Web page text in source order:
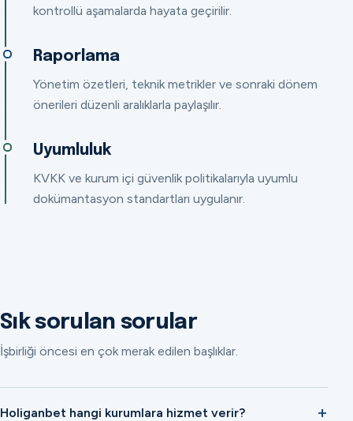
kontrollü aşamalarda hayata geçirilir.
Raporlama
Yönetim özetleri, teknik metrikler ve sonraki dönem
önerileri düzenli aralıklarla paylaşılır.
Uyumluluk
KVKK ve kurum içi güvenlik politikalarıyla uyumlu
dokümantasyon standartları uygulanır.
Sık sorulan sorular
İşbirliği öncesi en çok merak edilen başlıklar.
Holiganbet hangi kurumlara hizmet verir?